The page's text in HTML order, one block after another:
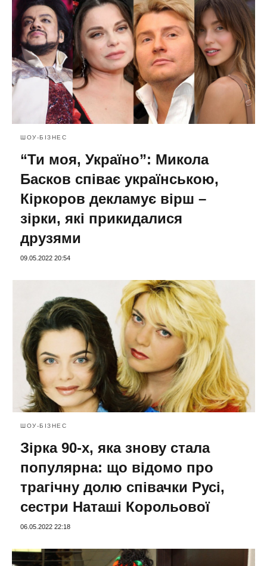
ШОУ-БІЗНЕС
“Ти моя, Україно”: Микола
Басков співає українською,
Кіркоров декламує вірш –
зірки, які прикидалися
друзями
09.05.2022 20:54
ШОУ-БІЗНЕС
Зірка 90-х, яка знову стала
популярна: що відомо про
трагічну долю співачки Русі,
сестри Наташі Корольової
06.05.2022 22:18